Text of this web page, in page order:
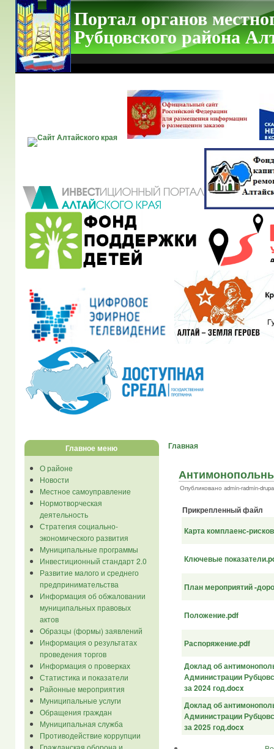
Портал органов
Рубцовского района
Главное меню
О районе
Новости
Местное самоуправление
Нормотворческая
деятельность
Стратегия социально-
экономического развития
Муниципальные программы
Инвестиционный стандарт 2.0
Развитие малого и среднего
предпринимательства
Информация об обжаловании
муниципальных правовых
актов
Образцы (формы) заявлений
Информация о результатах
проведения торгов
Информация о проверках
Статистика и показатели
Районные мероприятия
Муниципальные услуги
Обращения граждан
Муниципальная служба
Противодействие коррупции
Гражданская оборона и
Главная
Опубликовано admin-radmin-
Прикрепленный файл
Карта комплаенс-
Ключевые
План мероприятий -
Положение.pdf
Распоряжение.pdf
Доклад об
Администрации
за 2024 год.docx
Доклад об
Администрации
за 2025 год.docx